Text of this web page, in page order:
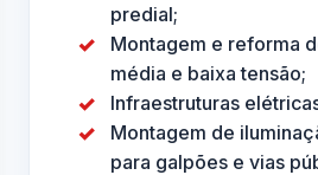
predial;
Montagem e reforma
média e baixa tensão;
Infraestruturas
Montagem de
para galpões e vias